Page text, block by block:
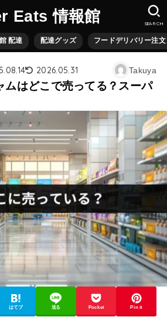
Eats 情報館
配達 配達グッズ フードデリバリー注文
SEARCH
2026.05.31 Takuya
ムはどこで売ってる？スーパ
はてブ 送る Pocket Pin it